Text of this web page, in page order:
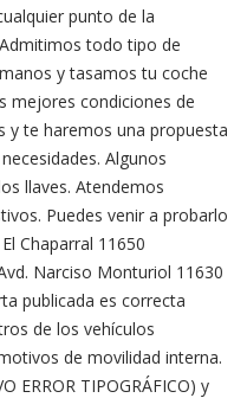
punto de la
todo tipo de
y tasamos tu coche
mejores condiciones de
y te haremos una propuesta
Algunos
llaves. Atendemos
Puedes venir a probarlo
Chaparral 11650
Narciso Monturiol 11630
publicada es correcta
de los vehículos
de movilidad interna.
ERROR TIPOGRÁFICO) y